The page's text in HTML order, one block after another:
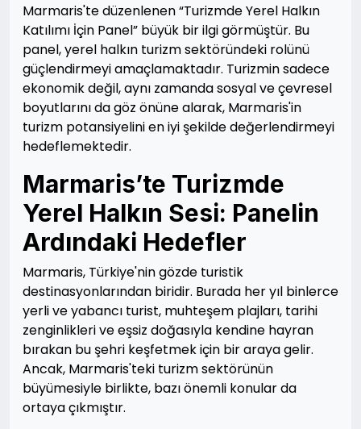
Marmaris'te düzenlenen “Turizmde Yerel Halkın
Katılımı İçin Panel” büyük bir ilgi görmüştür. Bu
panel, yerel halkın turizm sektöründeki rolünü
güçlendirmeyi amaçlamaktadır. Turizmin sadece
ekonomik değil, aynı zamanda sosyal ve çevresel
boyutlarını da göz önüne alarak, Marmaris'in
turizm potansiyelini en iyi şekilde değerlendirmeyi
hedeflemektedir.
Marmaris’te Turizmde
Yerel Halkın Sesi: Panelin
Ardındaki Hedefler
Marmaris, Türkiye'nin gözde turistik
destinasyonlarından biridir. Burada her yıl binlerce
yerli ve yabancı turist, muhteşem plajları, tarihi
zenginlikleri ve eşsiz doğasıyla kendine hayran
bırakan bu şehri keşfetmek için bir araya gelir.
Ancak, Marmaris'teki turizm sektörünün
büyümesiyle birlikte, bazı önemli konular da
ortaya çıkmıştır.